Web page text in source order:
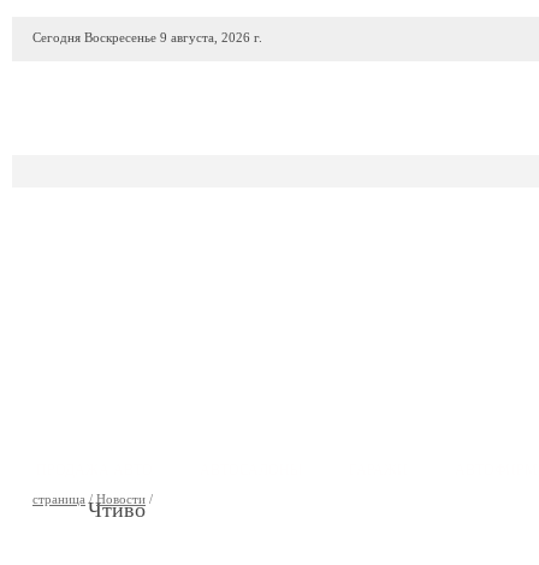
Сегодня Воскресенье 9 августа, 2026 г.
страница / Новости /
Чтиво